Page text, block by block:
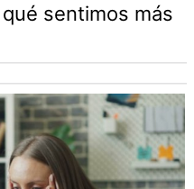
sentimos más